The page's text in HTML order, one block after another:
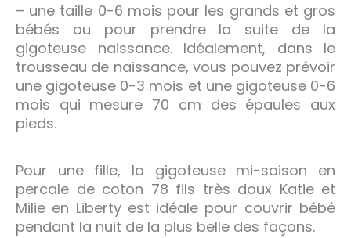
– une taille 0-6 mois pour les grands et gros
bébés ou pour prendre la suite de la
gigoteuse naissance. Idéalement, dans le
trousseau de naissance, vous pouvez prévoir
une gigoteuse 0-3 mois et une gigoteuse 0-6
mois qui mesure 70 cm des épaules aux
pieds.
Pour une fille, la gigoteuse mi-saison en
percale de coton 78 fils très doux Katie et
Milie en Liberty est idéale pour couvrir bébé
pendant la nuit de la plus belle des façons.